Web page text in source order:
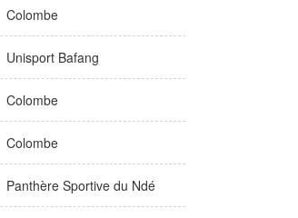
Colombe
Unisport Bafang
Colombe
Colombe
Panthère Sportive du Ndé